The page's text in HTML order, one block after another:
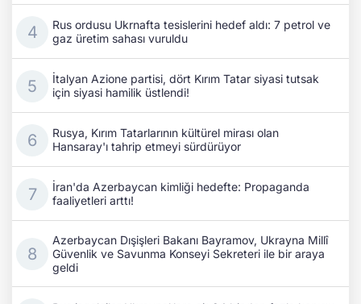
Rus ordusu Ukrnafta tesislerini hedef aldı: 7 petrol ve
gaz üretim sahası vuruldu
İtalyan Azione partisi, dört Kırım Tatar siyasi tutsak
için siyasi hamilik üstlendi!
Rusya, Kırım Tatarlarının kültürel mirası olan
Hansaray'ı tahrip etmeyi sürdürüyor
İran'da Azerbaycan kimliği hedefte: Propaganda
faaliyetleri arttı!
Azerbaycan Dışişleri Bakanı Bayramov, Ukrayna Millî
Güvenlik ve Savunma Konseyi Sekreteri ile bir araya
geldi